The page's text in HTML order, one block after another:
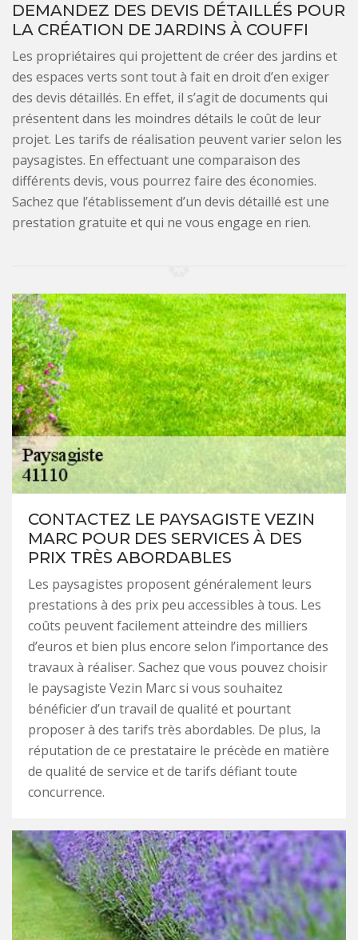
DEMANDEZ DES DEVIS DÉTAILLÉS POUR
LA CRÉATION DE JARDINS À COUFFI
Les propriétaires qui projettent de créer des jardins et
des espaces verts sont tout à fait en droit d’en exiger
des devis détaillés. En effet, il s’agit de documents qui
présentent dans les moindres détails le coût de leur
projet. Les tarifs de réalisation peuvent varier selon les
paysagistes. En effectuant une comparaison des
différents devis, vous pourrez faire des économies.
Sachez que l’établissement d’un devis détaillé est une
prestation gratuite et qui ne vous engage en rien.
CONTACTEZ LE PAYSAGISTE VEZIN
MARC POUR DES SERVICES À DES
PRIX TRÈS ABORDABLES
Les paysagistes proposent généralement leurs
prestations à des prix peu accessibles à tous. Les
coûts peuvent facilement atteindre des milliers
d’euros et bien plus encore selon l’importance des
travaux à réaliser. Sachez que vous pouvez choisir
le paysagiste Vezin Marc si vous souhaitez
bénéficier d’un travail de qualité et pourtant
proposer à des tarifs très abordables. De plus, la
réputation de ce prestataire le précède en matière
de qualité de service et de tarifs défiant toute
concurrence.